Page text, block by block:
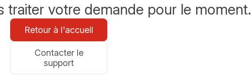
traiter votre demande pour le moment.
Retour à l'accueil
Contacter le
support